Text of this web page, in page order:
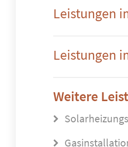
Leistungen
Leistungen
Weitere